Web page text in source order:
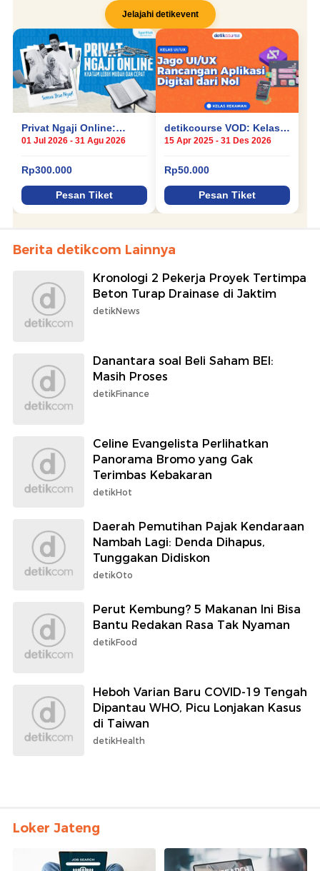
Berita detikcom Lainnya
Kronologi 2 Pekerja Proyek Tertimpa
Beton Turap Drainase di Jaktim
detikNews
Danantara soal Beli Saham BEI:
Masih Proses
detikFinance
Celine Evangelista Perlihatkan
Panorama Bromo yang Gak
Terimbas Kebakaran
detikHot
Daerah Pemutihan Pajak Kendaraan
Nambah Lagi: Denda Dihapus,
Tunggakan Didiskon
detikOto
Perut Kembung? 5 Makanan Ini Bisa
Bantu Redakan Rasa Tak Nyaman
detikFood
Heboh Varian Baru COVID-19 Tengah
Dipantau WHO, Picu Lonjakan Kasus
di Taiwan
detikHealth
Loker Jateng